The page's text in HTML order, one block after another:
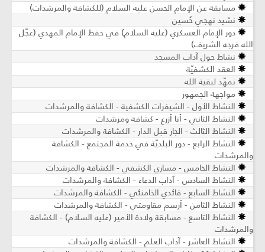
مسابقة عن الإمام الحسن عليه السلام (للكشافة والمرشدات)
نشيد نهجي حُسين
دور الإمام العسكري (عليه السلام) في حفظ الإمام المهدي (عجَّل
الله فرجه الشريف)
نشاط حول آداب المسجد
العقد الكشفيّة
نمهّد لبقية الله
مواجهة الجمهور
النشاط الأول - الشيفرات الكشفية - الكشافة والمرشدات
النشاط الثاني - أنا أزرع - كشافة ومرشدات
النشاط الثالث - الجار قبل الدار - الكشافة والمرشدات
النشاط الرابع - دور البلديّة في خدمة المجتمع - الكشافة
والمرشدات
النشاط الخامس - مساري الكشفي - الكشافة والمرشدات
النشاط السادس - آداب الدعاء - الكشافة والمرشدات
النشاط السابع - قائدي الخامنئي - الكشافة والمرشدات
النشاط الثامن - أرسم مقاومتي - الكشافة والمرشدات
النشاط التاسع - مسابقة ولادة الأمير (عليه السلام) - الكشافة
والمرشدات
النشاط العاشر - آداب العلم - الكشافة والمرشدات